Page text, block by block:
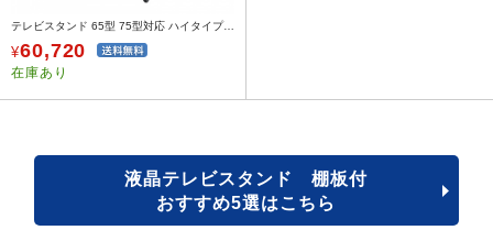
テレビスタンド 65型 75型対応 ハイタイプ キャスター付 カメラ台付 手動上下昇降 縦画面 90°回転対応
¥60,720
在庫あり
液晶テレビスタンド 棚板付
おすすめ5選はこちら